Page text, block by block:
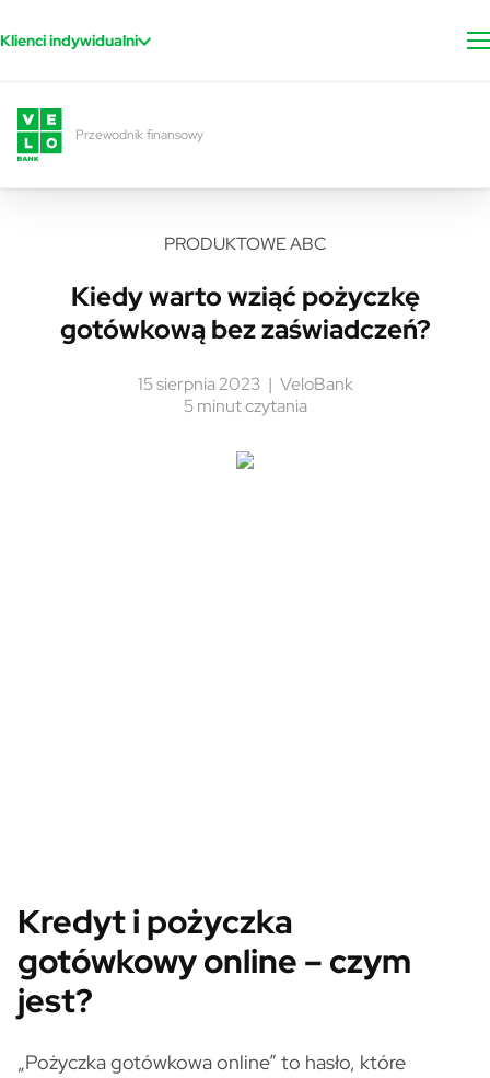
Klienci indywidualni
Przewodnik finansowy
PRODUKTOWE ABC
Kiedy warto wziąć pożyczkę
gotówkową bez zaświadczeń?
15 sierpnia 2023
VeloBank
5 minut czytania
Kredyt i pożyczka
gotówkowy online – czym
jest?
„Pożyczka gotówkowa online” to hasło, które